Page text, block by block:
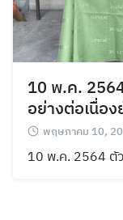
10 พ.ค.
อย่างต่อเนื่อ
พฤษภาคม 10,
10 พ.ค. 2564 ตั